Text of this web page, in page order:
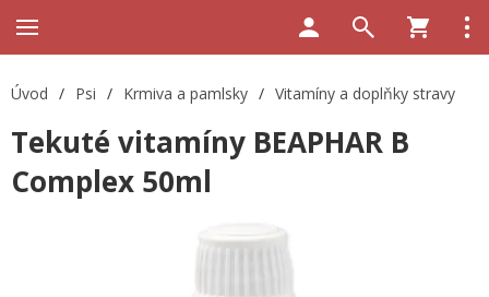
Úvod / Psi / Krmiva a pamlsky / Vitamíny a doplňky stravy
Tekuté vitamíny BEAPHAR B
Complex 50ml